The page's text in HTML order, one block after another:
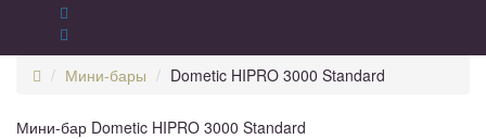
Мини-бары Dometic HIPRO 3000 Standard
Мини-бар Dometic HIPRO 3000 Standard